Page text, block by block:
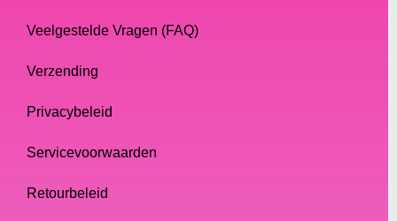
Veelgestelde Vragen (FAQ)
Verzending
Privacybeleid
Servicevoorwaarden
Retourbeleid